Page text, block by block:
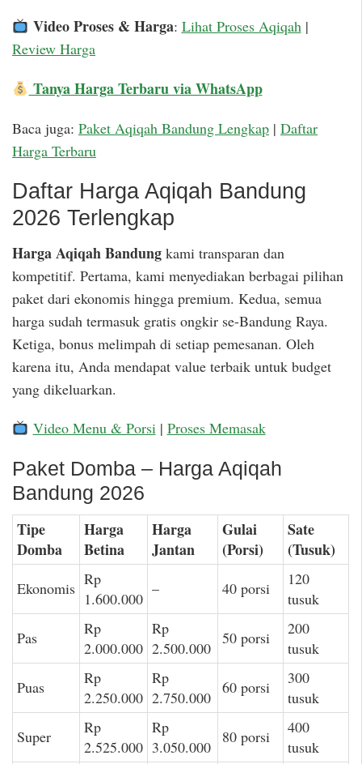
Video Proses & Harga: Lihat Proses Aqiqah|
Review Harga
Tanya Harga Terbaru via WhatsApp
Baca juga: Paket Aqiqah Bandung Lengkap | Daftar
Harga Terbaru
Daftar Harga Aqiqah Bandung
2026 Terlengkap
Harga Aqiqah Bandung kami transparan dan
kompetitif. Pertama, kami menyediakan berbagai pilihan
paket dari ekonomis hingga premium. Kedua, semua
harga sudah termasuk gratis ongkir se-Bandung Raya.
Ketiga, bonus melimpah di setiap pemesanan. Oleh
karena itu, Anda mendapat value terbaik untuk budget
yang dikeluarkan.
Video Menu & Porsi| Proses Memasak
Paket Domba – Harga Aqiqah
Bandung 2026
Tipe
Domba
Harga
Betina
Harga
Jantan
Gulai
(Porsi)
Sate
(Tusuk)
Ekonomis Rp
1.600.000
– 40 porsi
120
tusuk
Pas
Rp
2.000.000
Rp
2.500.000
50 porsi
200
tusuk
Puas
Rp
2.250.000
Rp
2.750.000
60 porsi
300
tusuk
Super
Rp
2.525.000
Rp
3.050.000
80 porsi
400
tusuk